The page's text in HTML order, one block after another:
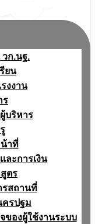
ก.นฐ.
ยน
งงาน
ร
บริหาร
น้าที่
ละการเงิน
ตร
รสถานที่
รปฐม
ของผู้ใช้งานระบบ